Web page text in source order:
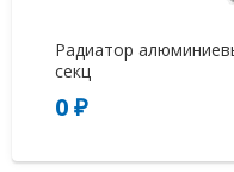
Радиатор
секц
0 ₽